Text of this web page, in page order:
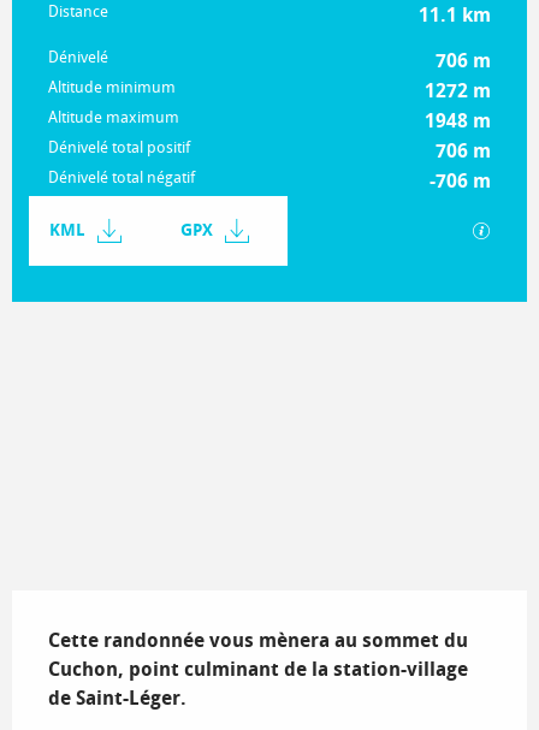
Distance 11.1 km
Dénivelé 706 m
Altitude minimum 1272 m
Altitude maximum 1948 m
Dénivelé total positif 706 m
Dénivelé total négatif -706 m
KML GPX
Cette randonnée vous mènera au sommet du
Cuchon, point culminant de la station-village
de Saint-Léger.